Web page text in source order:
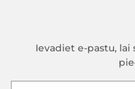
Ievadiet e-pastu,